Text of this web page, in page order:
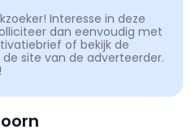
Interesse in deze
dan eenvoudig met
of bekijk de
site van de adverteerder.